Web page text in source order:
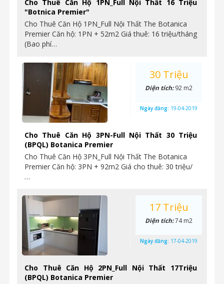
Cho Thuê Căn Hộ 1PN_Full Nội Thất 16 Triệu
"Botnica Premier"
Cho Thuê Căn Hộ 1PN_Full Nội Thất The Botanica
Premier Căn hộ: 1PN + 52m2 Giá thuê: 16 triệu/tháng
(Bao phí…
Cho Thuê Căn Hộ 3PN-Full Nội Thất 30 Triệu
(BPQL) Botanica Premier
Cho Thuê Căn Hộ 3PN_Full Nội Thất The Botanica
Premier Căn hộ: 3PN + 92m2 Giá cho thuê: 30 triệu/
…
30 Triệu
Diện tích:92 m2
Ngày đăng: 19-04-2019
Cho Thuê Căn Hộ 2PN_Full Nội Thất 17Triệu
(BPQL) Botanica Premier
17 Triệu
Diện tích:74 m2
Ngày đăng: 17-04-2019